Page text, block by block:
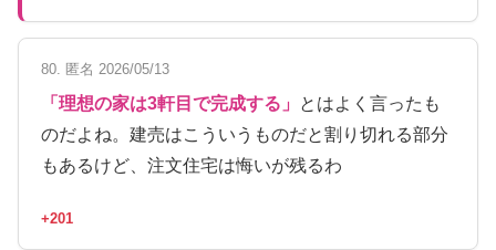
80. 匿名 2026/05/13
「理想の家は3軒目で完成する」
とはよく言ったも
のだよね。建売はこういうものだと割り切れる部分
もあるけど、注文住宅は悔いが残るわ
+201